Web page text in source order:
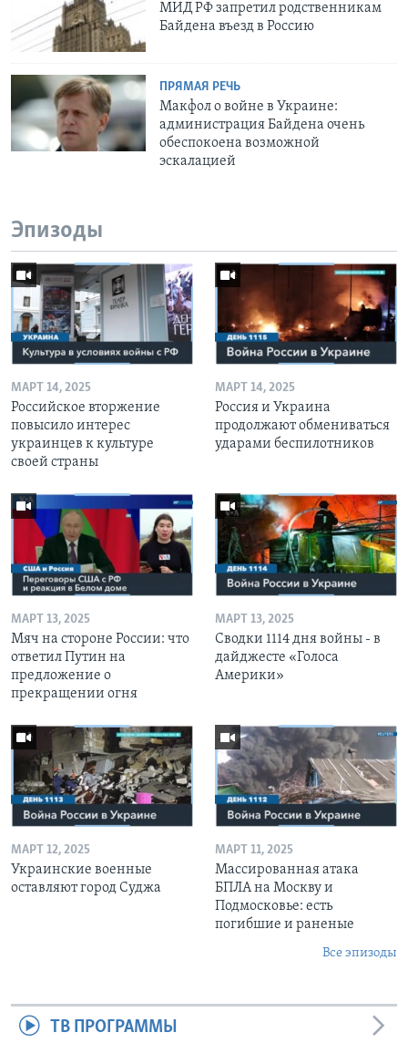
МИД РФ запретил родственникам
Байдена въезд в Россию
ПРЯМАЯ РЕЧЬ
Макфол о войне в Украине:
администрация Байдена очень
обеспокоена возможной
эскалацией
Эпизоды
МАРТ 14, 2025
Российское вторжение
повысило интерес
украинцев к культуре
своей страны
МАРТ 14, 2025
Россия и Украина
продолжают обмениваться
ударами беспилотников
МАРТ 13, 2025
Мяч на стороне России: что
ответил Путин на
предложение о
прекращении огня
МАРТ 13, 2025
Сводки 1114 дня войны - в
дайджесте «Голоса
Америки»
МАРТ 12, 2025
Украинские военные
оставляют город Суджа
МАРТ 11, 2025
Массированная атака
БПЛА на Москву и
Подмосковье: есть
погибшие и раненые
Все эпизоды
ТВ ПРОГРАММЫ